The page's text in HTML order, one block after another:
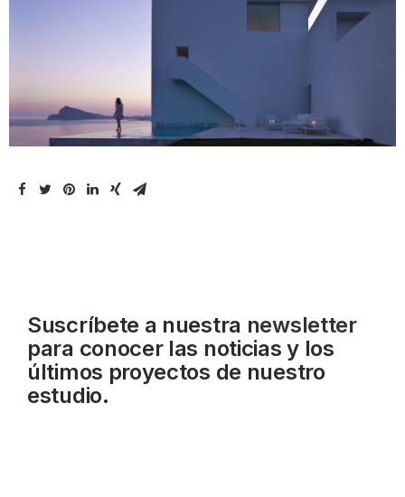
Suscríbete a nuestra newsletter
para conocer las noticias y los
últimos proyectos de nuestro
estudio.